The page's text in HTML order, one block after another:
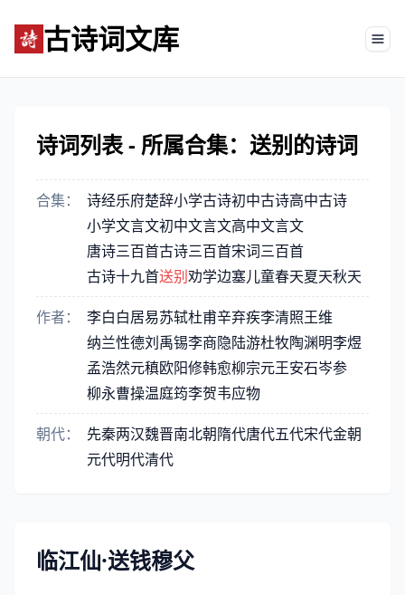
古诗词文库
诗词列表 - 所属合集：送别的诗词
合集： 诗经乐府楚辞小学古诗初中古诗高中古诗
小学文言文初中文言文高中文言文
唐诗三百首古诗三百首宋词三百首
古诗十九首送别劝学边塞儿童春天夏天秋天
作者： 李白白居易苏轼杜甫辛弃疾李清照王维
纳兰性德刘禹锡李商隐陆游杜牧陶渊明李煜
孟浩然元稹欧阳修韩愈柳宗元王安石岑参
柳永曹操温庭筠李贺韦应物
朝代： 先秦两汉魏晋南北朝隋代唐代五代宋代金朝
元代明代清代
临江仙·送钱穆父